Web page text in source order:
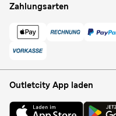
Zahlungsarten
Outletcity App laden